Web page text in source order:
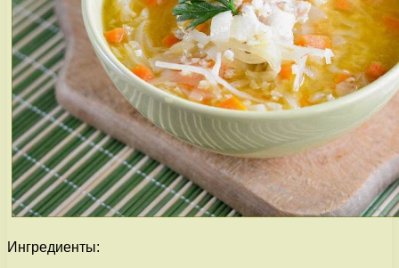
Ингредиенты: